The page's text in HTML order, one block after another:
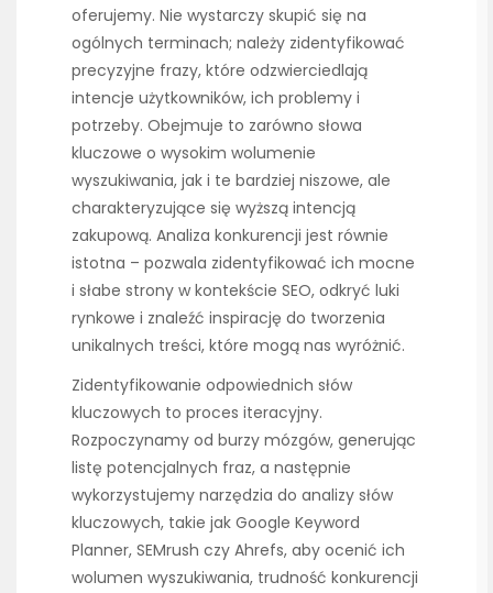
oferujemy. Nie wystarczy skupić się na
ogólnych terminach; należy zidentyfikować
precyzyjne frazy, które odzwierciedlają
intencje użytkowników, ich problemy i
potrzeby. Obejmuje to zarówno słowa
kluczowe o wysokim wolumenie
wyszukiwania, jak i te bardziej niszowe, ale
charakteryzujące się wyższą intencją
zakupową. Analiza konkurencji jest równie
istotna – pozwala zidentyfikować ich mocne
i słabe strony w kontekście SEO, odkryć luki
rynkowe i znaleźć inspirację do tworzenia
unikalnych treści, które mogą nas wyróżnić.
Zidentyfikowanie odpowiednich słów
kluczowych to proces iteracyjny.
Rozpoczynamy od burzy mózgów, generując
listę potencjalnych fraz, a następnie
wykorzystujemy narzędzia do analizy słów
kluczowych, takie jak Google Keyword
Planner, SEMrush czy Ahrefs, aby ocenić ich
wolumen wyszukiwania, trudność konkurencji